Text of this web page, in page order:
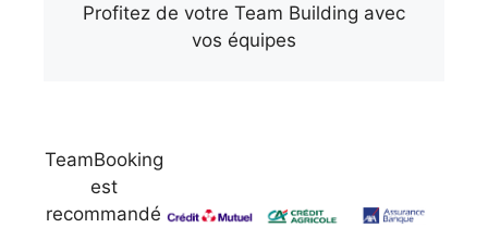
Profitez de votre Team Building avec
vos équipes
TeamBooking
est
recommandé